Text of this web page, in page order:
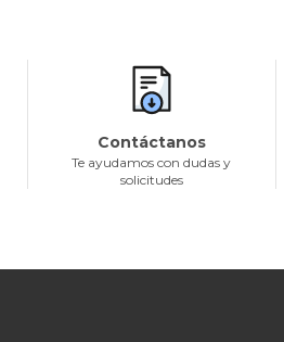
Contáctanos
Te ayudamos con dudas y
solicitudes